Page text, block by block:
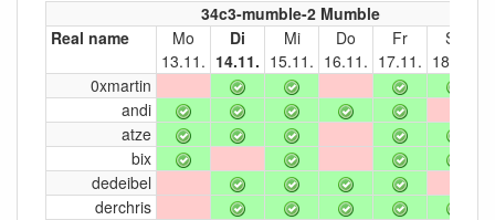
34c3-mumble-2 Mumble
Real name
Mo
13.11.
Di
14.11.
Mi
15.11.
Do
16.11.
Fr
17.11.
Sa
18.11.
0xmartin
andi
atze
bix
dedeibel
derchris